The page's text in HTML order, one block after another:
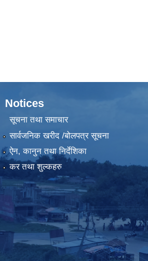
Notices
सूचना तथा समाचार
सार्वजनिक खरीद /बोलपत्र सूचना
ऐन, कानुन तथा निर्देशिका
कर तथा शुल्कहरु